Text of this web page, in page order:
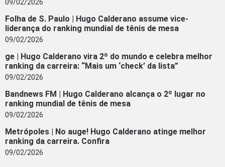
09/02/2026
Folha de S. Paulo | Hugo Calderano assume vice-
liderança do ranking mundial de tênis de mesa
09/02/2026
ge | Hugo Calderano vira 2º do mundo e celebra melhor
ranking da carreira: “Mais um ‘check’ da lista”
09/02/2026
Bandnews FM | Hugo Calderano alcança o 2º lugar no
ranking mundial de tênis de mesa
09/02/2026
Metrópoles | No auge! Hugo Calderano atinge melhor
ranking da carreira. Confira
09/02/2026